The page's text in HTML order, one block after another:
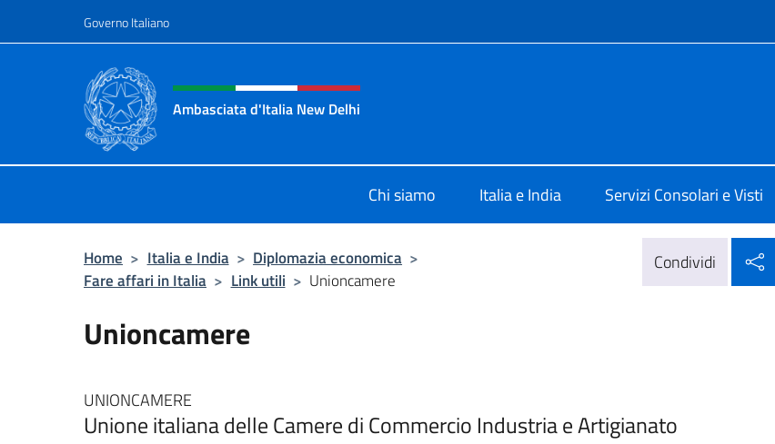
Governo Italiano
Intestazione sito, social e menù
Ambasciata d'Italia New Delhi
Chi siamo Italia e India Servizi Consolari e Visti
Home > Italia e India > Diplomazia economica >
Fare affari in Italia > Link utili > Unioncamere
Condividi
Unioncamere
UNIONCAMERE
Unione italiana delle Camere di Commercio Industria e Artigianato